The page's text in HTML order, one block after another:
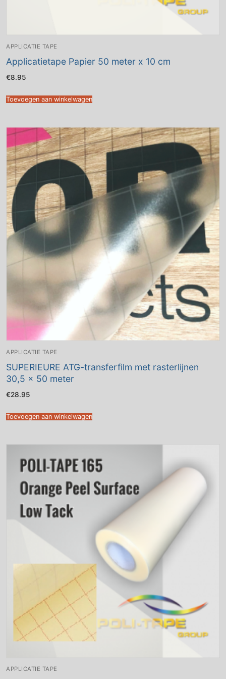
APPLICATIE TAPE
Applicatietape Papier 50 meter x 10 cm
€8.95
Toevoegen aan winkelwagen
APPLICATIE TAPE
SUPERIEURE ATG-transferfilm met rasterlijnen
30,5 x 50 meter
€28.95
Toevoegen aan winkelwagen
APPLICATIE TAPE